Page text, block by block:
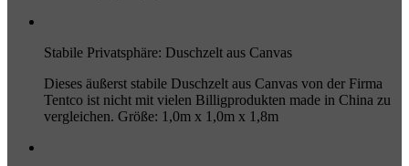
Stabile Privatsphäre: Duschzelt aus Canvas
Dieses äußerst stabile Duschzelt aus Canvas von der Firma
Tentco ist nicht mit vielen Billigprodukten made in China zu
vergleichen. Größe: 1,0m x 1,0m x 1,8m